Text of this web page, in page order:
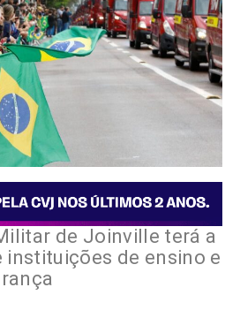
de Joinville terá a
instituições de ensino e